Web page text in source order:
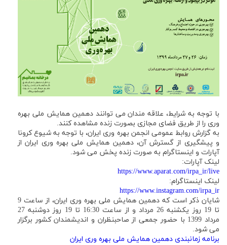
با توجه به شرایط، علاقه مندان می توانند دهمین همایش ملی بهره
وری را از طریق فضای مجازی بصورت زنده مشاهده کنند.
به گزارش روابط عمومی انجمن بهره وری ایران، با توجه به شیوع کرونا
و پیشگیری از گسترش آن، دهمین همایش ملی بهره وری ایران از
آپارات و اینستاگرام به صورت زنده پخش می شود.
لینک آپارات:
https://www.aparat.com/irpa_ir/live
لینک اینستاگرام:
https://www.instagram.com/irpa_ir
شایان ذکر است که دهمین همایش ملی بهره وری ایران، از ساعت 9
تا 19 روز یکشنبه 26 مرداد و از ساعت 16:30 تا 19 روز دوشنبه 27
مرداد 1399 با حضور جمعی از صاحبنظران و اندیشمندان کشور برگزار
می شود.
برنامه زمانبندی دهمین همایش ملی بهره وری ایران